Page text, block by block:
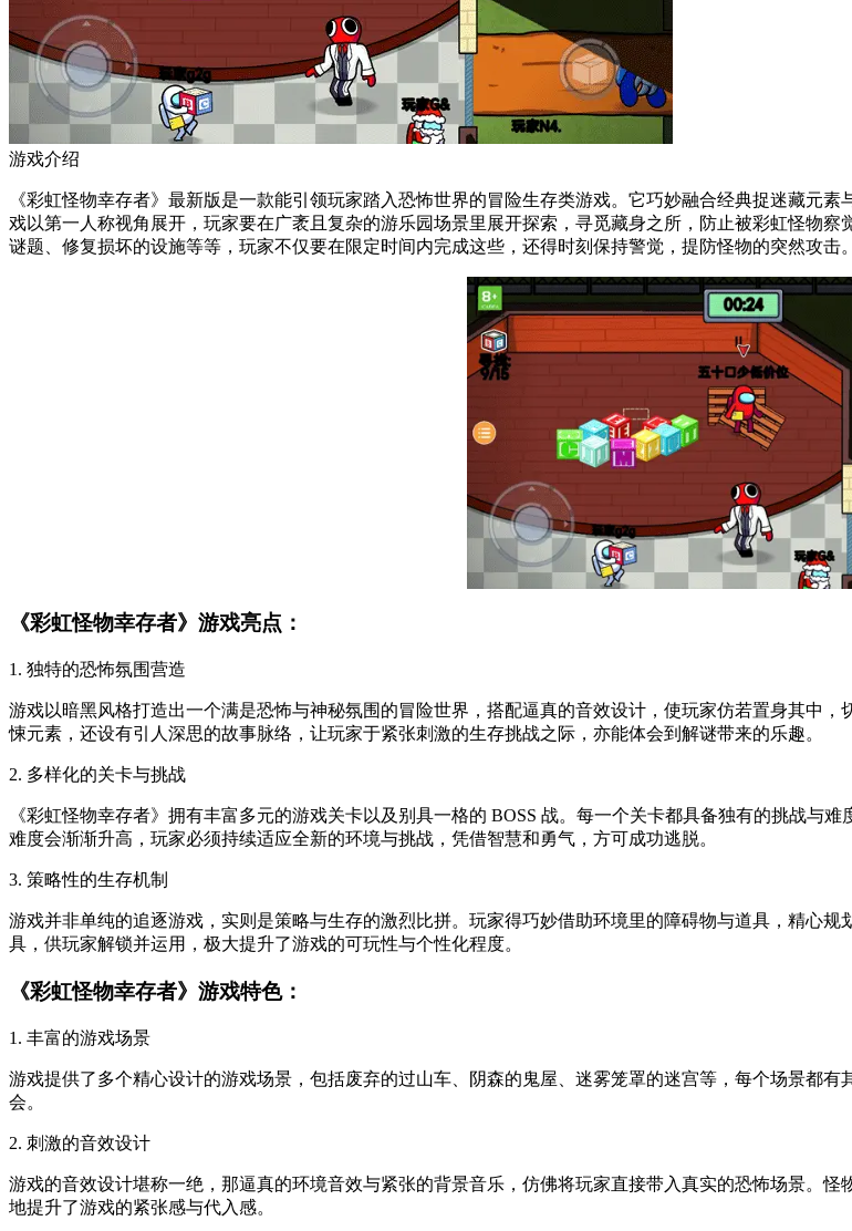
游戏介绍
《彩虹怪物幸存者》最新版是一款能引领玩家踏入恐怖世界的冒险生存类游戏。它巧妙融合经典捉迷藏元
戏以第一人称视角展开，玩家要在广袤且复杂的游乐园场景里展开探索，寻觅藏身之所，防止被彩虹怪物
谜题、修复损坏的设施等等，玩家不仅要在限定时间内完成这些，还得时刻保持警觉，提防怪物的突然攻击
《彩虹怪物幸存者》游戏亮点：
1. 独特的恐怖氛围营造
游戏以暗黑风格打造出一个满是恐怖与神秘氛围的冒险世界，搭配逼真的音效设计，使玩家仿若置身其中
悚元素，还设有引人深思的故事脉络，让玩家于紧张刺激的生存挑战之际，亦能体会到解谜带来的乐趣。
2. 多样化的关卡与挑战
《彩虹怪物幸存者》拥有丰富多元的游戏关卡以及别具一格的 BOSS 战。每一个关卡都具备独有的挑战与
难度会渐渐升高，玩家必须持续适应全新的环境与挑战，凭借智慧和勇气，方可成功逃脱。
3. 策略性的生存机制
游戏并非单纯的追逐游戏，实则是策略与生存的激烈比拼。玩家得巧妙借助环境里的障碍物与道具，精心
具，供玩家解锁并运用，极大提升了游戏的可玩性与个性化程度。
《彩虹怪物幸存者》游戏特色：
1. 丰富的游戏场景
游戏提供了多个精心设计的游戏场景，包括废弃的过山车、阴森的鬼屋、迷雾笼罩的迷宫等，每个场景都
会。
2. 刺激的音效设计
游戏的音效设计堪称一绝，那逼真的环境音效与紧张的背景音乐，仿佛将玩家直接带入真实的恐怖场景。
地提升了游戏的紧张感与代入感。